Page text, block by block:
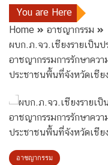
You are Here
Home
อาชญากรรม
ผบก.ภ.จว.เชียงรายเป็น
อาชญากรรมการรักษาค
ประชาชนพื้นที่จังหวัดเชีย
อาชญากรรม